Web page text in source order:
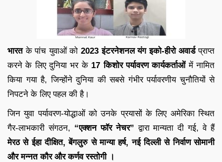
भारतके पांच युवाओं को 2023 इंटरनेशनल यंग इको-हीरो अवार्डप्राप्त
करने के लिए दुनिया भर के 17 किशोर पर्यावरण कार्यकर्ताओंमें नामित
किया गया है, जिन्होंने दुनिया की सबसे गंभीर पर्यावरणीय चुनौतियों से
निपटने के लिए पहल की है।
जिन युवा पर्यावरण-योद्धाओं को उनके प्रयासों के लिए अमेरिका स्थित
गैर-लाभकारी संगठन, “एक्शन फॉर नेचर” द्वारा मान्यता दी गई, वे हैं
मेरठ से ईहा दीक्षित, बेंगलुरु से मान्या हर्ष, नई दिल्ली से निर्वाण सोमानी
और मन्नत कौर और कर्णव रस्तोगी ।